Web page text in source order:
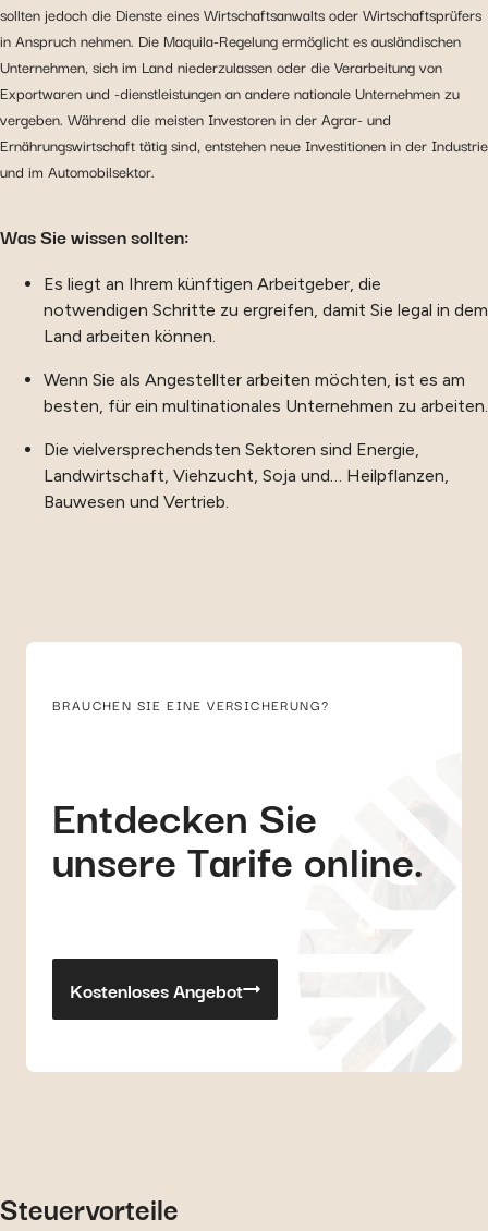
sollten jedoch die Dienste eines Wirtschaftsanwalts oder Wirtschaftsprüfers
in Anspruch nehmen. Die Maquila-Regelung ermöglicht es ausländischen
Unternehmen, sich im Land niederzulassen oder die Verarbeitung von
Exportwaren und -dienstleistungen an andere nationale Unternehmen zu
vergeben. Während die meisten Investoren in der Agrar- und
Ernährungswirtschaft tätig sind, entstehen neue Investitionen in der Industrie
und im Automobilsektor.
Was Sie wissen sollten:
Es liegt an Ihrem künftigen Arbeitgeber, die
notwendigen Schritte zu ergreifen, damit Sie legal in dem
Land arbeiten können.
Wenn Sie als Angestellter arbeiten möchten, ist es am
besten, für ein multinationales Unternehmen zu arbeiten.
Die vielversprechendsten Sektoren sind Energie,
Landwirtschaft, Viehzucht, Soja und… Heilpflanzen,
Bauwesen und Vertrieb.
BRAUCHEN SIE EINE VERSICHERUNG?
Entdecken Sie
unsere Tarife online.
Kostenloses Angebot
Steuervorteile